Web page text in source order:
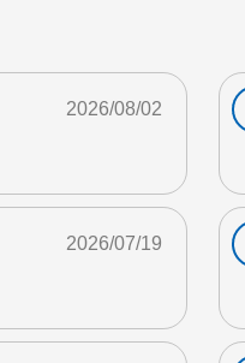
2026/08/02
2026/07/19